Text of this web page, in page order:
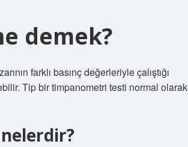
demek?
farklı basınç değerleriyle çalıştığı
Tip bir timpanometri testi normal olarak